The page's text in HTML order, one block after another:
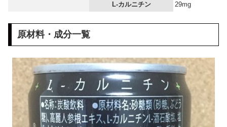
L-カルニチン
29mg
原材料・成分一覧